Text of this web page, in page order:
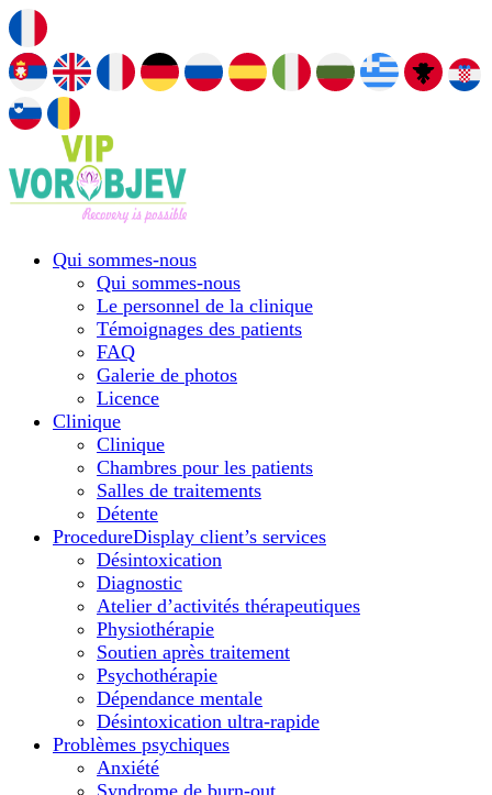
Qui sommes-nous
Qui sommes-nous
Le personnel de la clinique
Témoignages des patients
FAQ
Galerie de photos
Licence
Сlinique
Сlinique
Chambres pour les patients
Salles de traitements
Détente
ProcedureDisplay client’s services
Désintoxication
Diagnostic
Atelier d’activités thérapeutiques
Physiothérapie
Soutien après traitement
Psychothérapie
Dépendance mentale
Désintoxication ultra-rapide
Problèmes psychiques
Anxiété
Syndrome de burn-out